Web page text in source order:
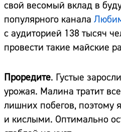
свой весомый вклад в
популярного канала
с аудиторией 138 тысяч
провести такие майские
Проредите. Густые
урожая. Малина тратит
лишних побегов, поэтому
и кислыми. Оптимально